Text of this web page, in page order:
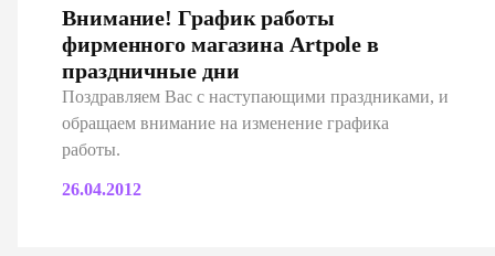
Внимание! График работы
фирменного магазина Artpole в
праздничные дни
Поздравляем Вас с наступающими праздниками, и
обращаем внимание на изменение графика
работы.
26.04.2012